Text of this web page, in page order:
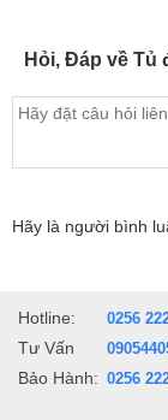
Dàn lạnh bằng
Tủ đông 100 lít này
liệu dàn lạnh bằng
đẩy nhanh hơn và
Hỏi, Đáp về Tủ
Hãy là người bình
Hotline: 0256
Tư Vấn
Bảo Hành: 0256